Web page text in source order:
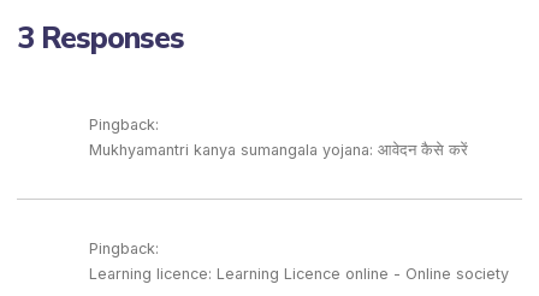
3 Responses
Pingback:
Mukhyamantri kanya sumangala yojana: आवेदन कैसे करें
Pingback:
Learning licence: Learning Licence online - Online society